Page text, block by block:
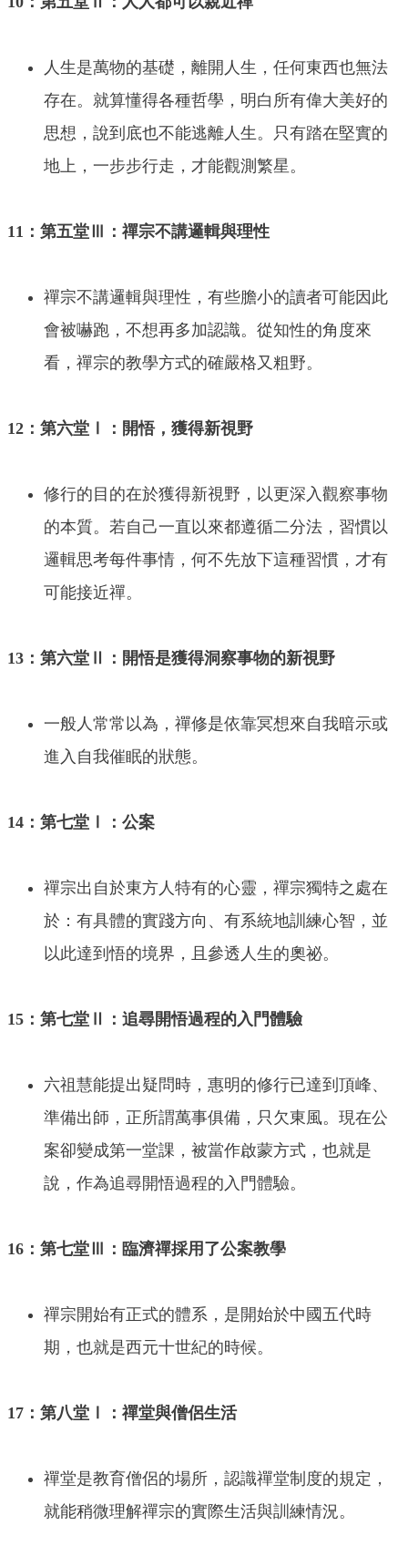
人生是萬物的基礎，離開人生，任何東西也無法
存在。就算懂得各種哲學，明白所有偉大美好的
思想，說到底也不能逃離人生。只有踏在堅實的
地上，一步步行走，才能觀測繁星。
11：第五堂Ⅲ：禪宗不講邏輯與理性
禪宗不講邏輯與理性，有些膽小的讀者可能因此
會被嚇跑，不想再多加認識。從知性的角度來
看，禪宗的教學方式的確嚴格又粗野。
12：第六堂Ⅰ：開悟，獲得新視野
修行的目的在於獲得新視野，以更深入觀察事物
的本質。若自己一直以來都遵循二分法，習慣以
邏輯思考每件事情，何不先放下這種習慣，才有
可能接近禪。
13：第六堂Ⅱ：開悟是獲得洞察事物的新視野
一般人常常以為，禪修是依靠冥想來自我暗示或
進入自我催眠的狀態。
14：第七堂Ⅰ：公案
禪宗出自於東方人特有的心靈，禪宗獨特之處在
於：有具體的實踐方向、有系統地訓練心智，並
以此達到悟的境界，且參透人生的奧祕。
15：第七堂Ⅱ：追尋開悟過程的入門體驗
六祖慧能提出疑問時，惠明的修行已達到頂峰、
準備出師，正所謂萬事俱備，只欠東風。現在公
案卻變成第一堂課，被當作啟蒙方式，也就是
說，作為追尋開悟過程的入門體驗。
16：第七堂Ⅲ：臨濟禪採用了公案教學
禪宗開始有正式的體系，是開始於中國五代時
期，也就是西元十世紀的時候。
17：第八堂Ⅰ：禪堂與僧侶生活
禪堂是教育僧侶的場所，認識禪堂制度的規定，
就能稍微理解禪宗的實際生活與訓練情況。